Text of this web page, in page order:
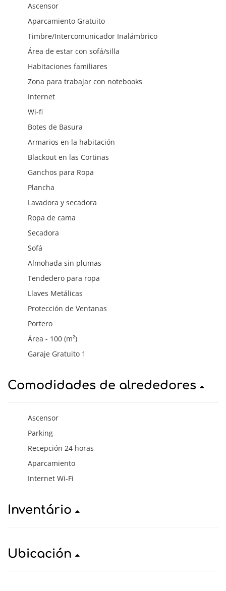
Ascensor
Aparcamiento Gratuito
Timbre/Intercomunicador Inalámbrico
Área de estar con sofá/silla
Habitaciones familiares
Zona para trabajar con notebooks
Internet
Wi-fi
Botes de Basura
Armarios en la habitación
Blackout en las Cortinas
Ganchos para Ropa
Plancha
Lavadora y secadora
Ropa de cama
Secadora
Sofá
Almohada sin plumas
Tendedero para ropa
Llaves Metálicas
Protección de Ventanas
Portero
Área - 100 (m²)
Garaje Gratuito 1
Comodidades de alrededores
Ascensor
Parking
Recepción 24 horas
Aparcamiento
Internet Wi-Fi
Inventário
Ubicación